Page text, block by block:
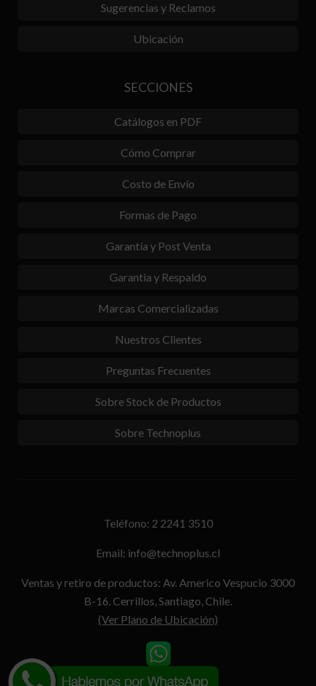
Sugerencias y Reclamos
Ubicación
SECCIONES
Catálogos en PDF
Cómo Comprar
Costo de Envío
Formas de Pago
Garantía y Post Venta
Garantia y Respaldo
Marcas Comercializadas
Nuestros Clientes
Preguntas Frecuentes
Sobre Stock de Productos
Sobre Technoplus
Teléfono: 2 2241 3510
Email: info@technoplus.cl
Ventas y retiro de productos: Av. Americo Vespucio 3000
B-16. Cerrillos, Santiago, Chile.
(Ver Plano de Ubicación)